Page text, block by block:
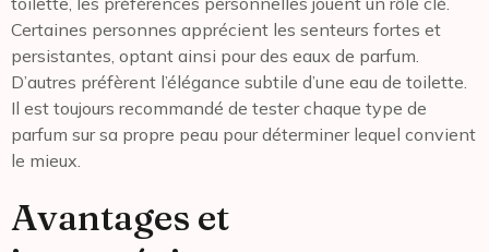
Certaines personnes apprécient les senteurs fortes et
persistantes, optant ainsi pour des eaux de parfum.
D’autres préfèrent l’élégance subtile d’une eau de toilette.
Il est toujours recommandé de tester chaque type de
parfum sur sa propre peau pour déterminer lequel convient
le mieux.
Avantages et